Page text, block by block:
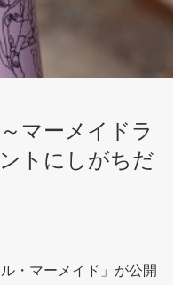
ーメイドラ
トにしがちだ
・マーメイド」が公開